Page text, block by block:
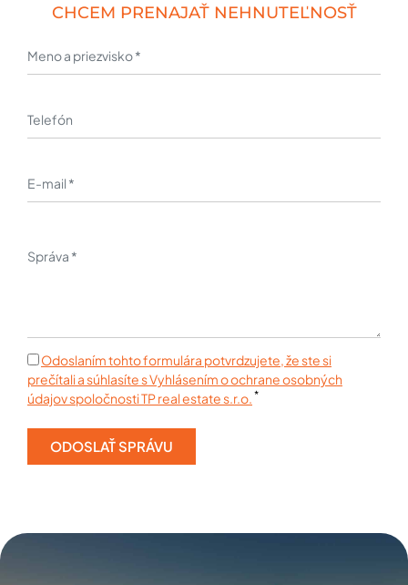
CHCEM PRENAJAŤ NEHNUTEĽNOSŤ
Odoslaním tohto formulára potvrdzujete, že ste si
prečítali a súhlasíte s Vyhlásením o ochrane osobných
údajov spoločnosti TP real estate s.r.o. *